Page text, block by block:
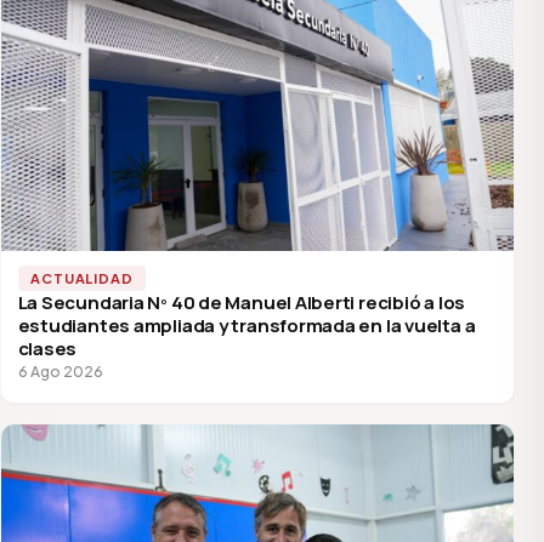
ACTUALIDAD
La Secundaria Nº 40 de Manuel Alberti recibió a los
estudiantes ampliada y transformada en la vuelta a
clases
6 Ago 2026